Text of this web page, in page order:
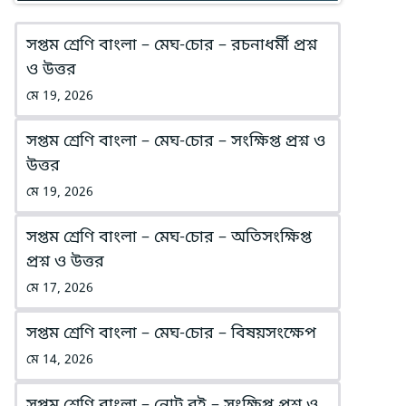
সপ্তম শ্রেণি বাংলা – মেঘ-চোর – রচনাধর্মী প্রশ্ন
ও উত্তর
মে 19, 2026
সপ্তম শ্রেণি বাংলা – মেঘ-চোর – সংক্ষিপ্ত প্রশ্ন ও
উত্তর
মে 19, 2026
সপ্তম শ্রেণি বাংলা – মেঘ-চোর – অতিসংক্ষিপ্ত
প্রশ্ন ও উত্তর
মে 17, 2026
সপ্তম শ্রেণি বাংলা – মেঘ-চোর – বিষয়সংক্ষেপ
মে 14, 2026